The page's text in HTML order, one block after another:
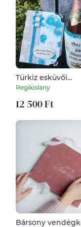
Türkiz esküvői
Regikislany
12 500 Ft
Bársony